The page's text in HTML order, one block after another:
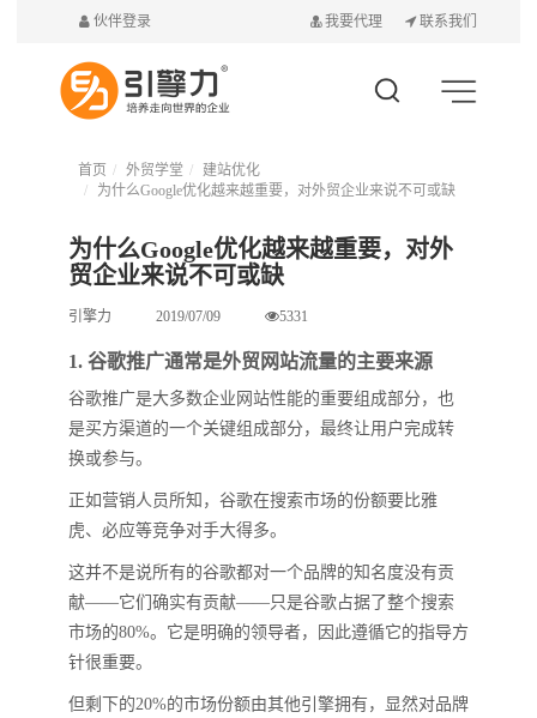
伙伴登录 我要代理 联系我们
首页 外贸学堂
建站优化
为什么Google优化越来越重要，对外贸企业来说不可或缺
为什么Google优化越来越重要，对外
贸企业来说不可或缺
引擎力 2019/07/09 5331
1. 谷歌推广通常是外贸网站流量的主要来源
谷歌推广是大多数企业网站性能的重要组成部分，也
是买方渠道的一个关键组成部分，最终让用户完成转
换或参与。
正如营销人员所知，谷歌在搜索市场的份额要比雅
虎、必应等竞争对手大得多。
这并不是说所有的谷歌都对一个品牌的知名度没有贡
献——它们确实有贡献——只是谷歌占据了整个搜索
市场的80%。它是明确的领导者，因此遵循它的指导方
针很重要。
但剩下的20%的市场份额由其他引擎拥有，显然对品牌